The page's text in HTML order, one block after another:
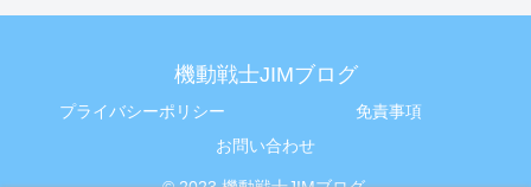
機動戦士JIMブログ
プライバシーポリシー
免責事項
お問い合わせ